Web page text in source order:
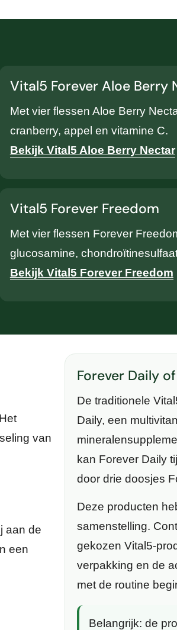
Vital5 Forever Aloe Berry
Met vier flessen Aloe Berry
cranberry, appel en vitamine C.
Bekijk Vital5 Aloe Berry Nectar
Vital5 Forever Freedom
Met vier flessen Forever
glucosamine,
Bekijk Vital5 Forever Freedom
van
aan de
een
Forever Daily
De traditionele
Daily, een
kan Forever Daily
door drie doosjes
Deze producten
samenstelling.
gekozen Vital5-
verpakking en de
met de routine
Belangrijk: de